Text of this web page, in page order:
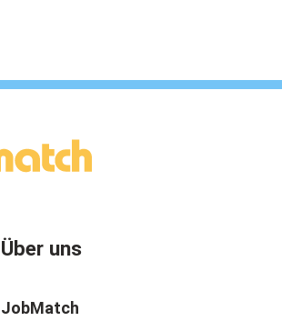
Über uns
JobMatch